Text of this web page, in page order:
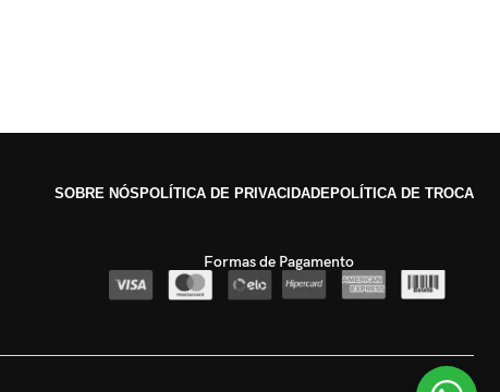
SOBRE NÓS POLÍTICA DE PRIVACIDADEPOLÍTICA DE TROCA
Formas de Pagamento